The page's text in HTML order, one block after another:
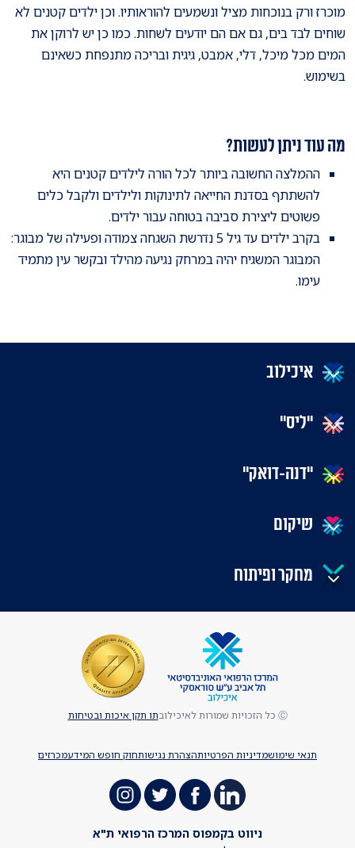
מוכרז ורק בנוכחות מציל ונשמעים להוראותיו. וכן ילדים קטנים לא
שוחים לבד בים, גם אם הם יודעים לשחות. כמו כן יש לרוקן את
המים מכל מיכל, דלי, אמבט, גיגית ובריכה מתנפחת כשאינם
בשימוש.
מה עוד ניתן לעשות?
ההמלצה החשובה ביותר לכל הורה לילדים קטנים היא
להשתתף בסדנת החייאה לתינוקות ולילדים ולקבל כלים
פשוטים ליצירת סביבה בטוחה עבור ילדים.
בקרב ילדים עד גיל 5 נדרשת השגחה צמודה ופעילה של מבוגר:
המבוגר המשגיח יהיה במרחק נגיעה מהילד ובקשר עין מתמיד
עימו.
איכילוב
"ליס"
"דנה-דואק"
שיקום
מחקר ופיתוח
תנאי שימושמדיניות הפרטיותהצהרת נגישותחוק חופש המידעמכרזים
Ⓒ כל הזכויות שמורות לאיכילוב תו תקן איכות ובטיחות
ניווט בקמפוס המרכז הרפואי ת"א